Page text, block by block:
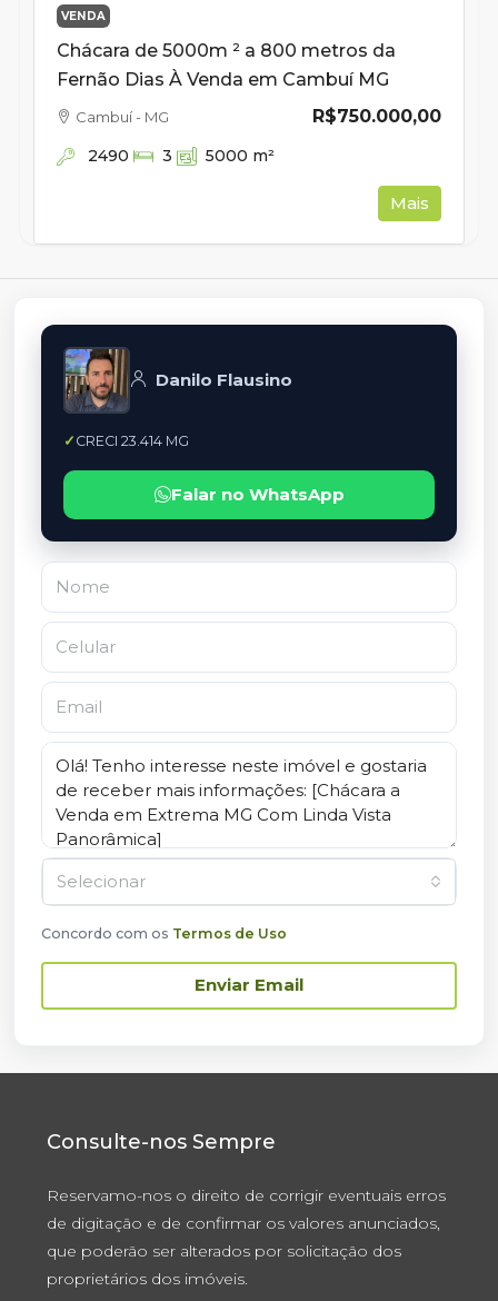
VENDA
Chácara de 5000m ² a 800 metros da
Fernão Dias À Venda em Cambuí MG
R$750.000,00
Cambuí - MG
2490 3 5000 m²
Mais
Danilo Flausino
CRECI 23.414 MG
Falar no WhatsApp
Selecionar
Concordo com os Termos de Uso
Enviar Email
Consulte-nos Sempre
Reservamo-nos o direito de corrigir eventuais erros
de digitação e de confirmar os valores anunciados,
que poderão ser alterados por solicitação dos
proprietários dos imóveis.